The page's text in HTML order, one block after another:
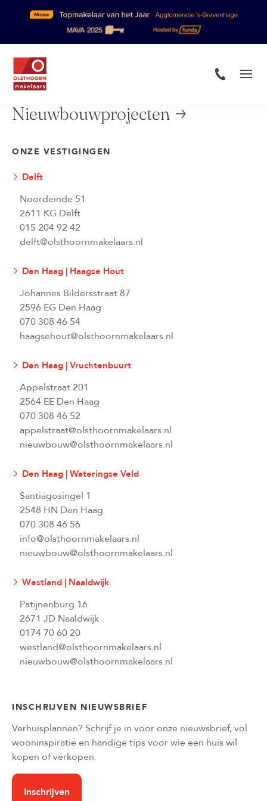
Nieuwbouwprojecten
ONZE VESTIGINGEN
Delft
Noordeinde 51
2611 KG Delft
015 204 92 42
delft@olsthoornmakelaars.nl
Den Haag | Haagse Hout
Johannes Bildersstraat 87
2596 EG Den Haag
070 308 46 54
haagsehout@olsthoornmakelaars.nl
Den Haag | Vruchtenbuurt
Appelstraat 201
2564 EE Den Haag
070 308 46 52
appelstraat@olsthoornmakelaars.nl
nieuwbouw@olsthoornmakelaars.nl
Den Haag | Wateringse Veld
Santiagosingel 1
2548 HN Den Haag
070 308 46 56
info@olsthoornmakelaars.nl
nieuwbouw@olsthoornmakelaars.nl
Westland | Naaldwijk
Patijnenburg 16
2671 JD Naaldwijk
0174 70 60 20
westland@olsthoornmakelaars.nl
nieuwbouw@olsthoornmakelaars.nl
INSCHRIJVEN NIEUWSBRIEF
Verhuisplannen? Schrijf je in voor onze nieuwsbrief, vol
wooninspiratie en handige tips voor wie een huis wil
kopen of verkopen.
Inschrijven